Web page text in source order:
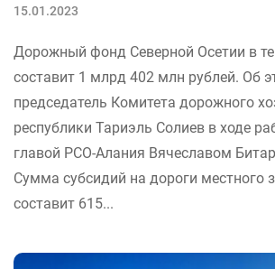
15.01.2023
Дорожный фонд Северной Осетии в
составит 1 млрд 402 млн рублей. Об
председатель Комитета дорожного
республики Тариэль Солиев в ходе
главой РСО-Алания Вячеславом
Сумма субсидий на дороги местного
составит 615...